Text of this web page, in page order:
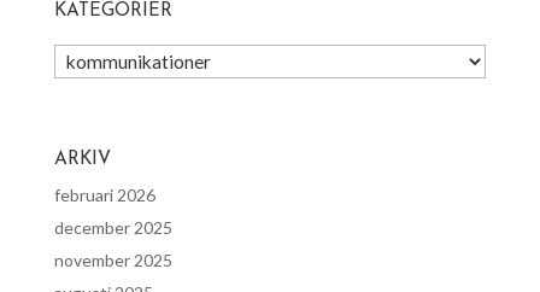
KATEGORIER
Kategorier
ARKIV
februari 2026
december 2025
november 2025